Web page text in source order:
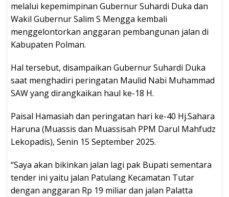
melalui kepemimpinan Gubernur Suhardi Duka dan
Wakil Gubernur Salim S Mengga kembali
menggelontorkan anggaran pembangunan jalan di
Kabupaten Polman.
Hal tersebut, disampaikan Gubernur Suhardi Duka
saat menghadiri peringatan Maulid Nabi Muhammad
SAW yang dirangkaikan haul ke-18 H.
Paisal Hamasiah dan peringatan hari ke-40 Hj.Sahara
Haruna (Muassis dan Muassisah PPM Darul Mahfudz
Lekopadis), Senin 15 September 2025.
“Saya akan bikinkan jalan lagi pak Bupati sementara
tender ini yaitu jalan Patulang Kecamatan Tutar
dengan anggaran Rp 19 miliar dan jalan Palatta